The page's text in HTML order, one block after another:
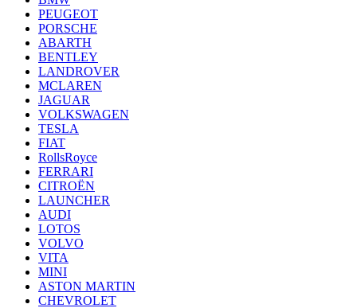
PEUGEOT
PORSCHE
ABARTH
BENTLEY
LANDROVER
MCLAREN
JAGUAR
VOLKSWAGEN
TESLA
FIAT
RollsRoyce
FERRARI
CITROËN
LAUNCHER
AUDI
LOTOS
VOLVO
VITA
MINI
ASTON MARTIN
CHEVROLET